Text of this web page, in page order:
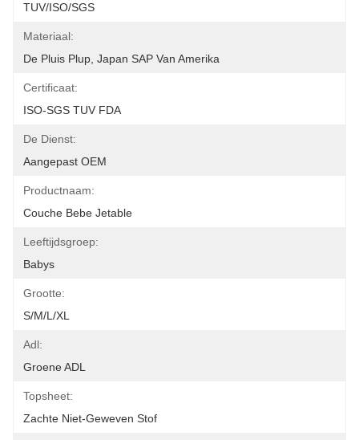
TUV/ISO/SGS
Materiaal:
De Pluis Plup, Japan SAP Van Amerika
Certificaat:
ISO-SGS TUV FDA
De Dienst:
Aangepast OEM
Productnaam:
Couche Bebe Jetable
Leeftijdsgroep:
Babys
Grootte:
S/M/L/XL
Adl:
Groene ADL
Topsheet:
Zachte Niet-Geweven Stof